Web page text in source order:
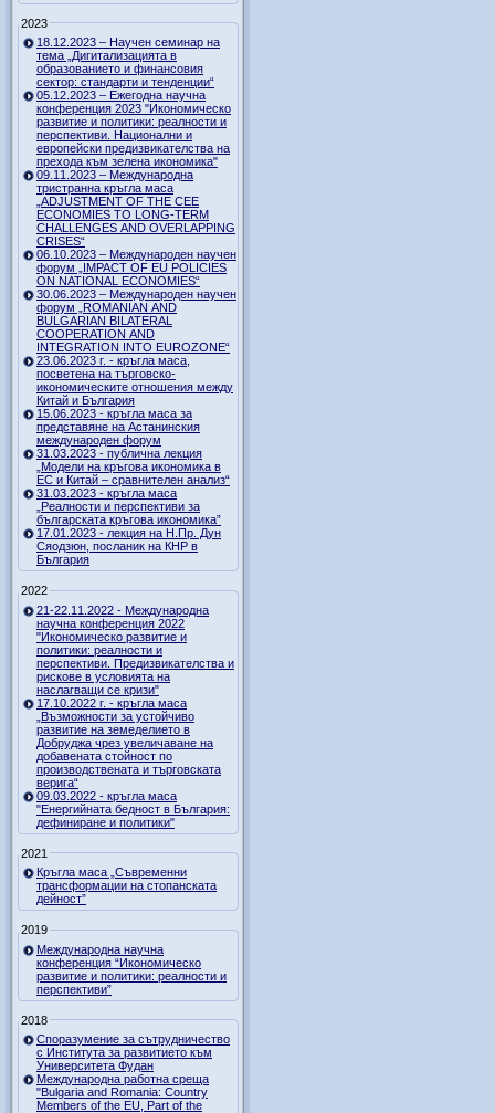
2023
18.12.2023 – Научен семинар на
тема „Дигитализацията в
образованието и финансовия
сектор: стандарти и тенденции“
05.12.2023 – Ежегодна научна
конференция 2023 "Икономическо
развитие и политики: реалности и
перспективи. Национални и
европейски предизвикателства на
прехода към зелена икономика"
09.11.2023 – Международна
тристранна кръгла маса
„ADJUSTMENT OF THE CEE
ECONOMIES TO LONG-TERM
CHALLENGES AND OVERLAPPING
CRISES“
06.10.2023 – Международен научен
форум „IMPACT OF EU POLICIES
ON NATIONAL ECONOMIES“
30.06.2023 – Международен научен
форум „ROMANIAN AND
BULGARIAN BILATERAL
COOPERATION AND
INTEGRATION INTO EUROZONE“
23.06.2023 г. - кръгла маса,
посветена на търговско-
икономическите отношения между
Китай и България
15.06.2023 - кръгла маса за
представяне на Астанинския
международен форум
31.03.2023 - публична лекция
„Модели на кръгова икономика в
ЕС и Китай – сравнителен анализ“
31.03.2023 - кръгла маса
„Реалности и перспективи за
българската кръгова икономика”
17.01.2023 - лекция на Н.Пр. Дун
Сяодзюн, посланик на КНР в
България
2022
21-22.11.2022 - Международна
научна конференция 2022
"Икономическо развитие и
политики: реалности и
перспективи. Предизвикателства и
рискове в условията на
наслагващи се кризи"
17.10.2022 г. - кръгла маса
„Възможности за устойчиво
развитие на земеделието в
Добруджа чрез увеличаване на
добавената стойност по
производствената и търговската
верига“
09.03.2022 - кръгла маса
"Енергийната бедност в България:
дефиниране и политики"
2021
Кръгла маса „Съвременни
трансформации на стопанската
дейност”
2019
Международна научна
конференция “Икономическо
развитие и политики: реалности и
перспективи”
2018
Споразумение за сътрудничество
с Института за развитието към
Университета Фудан
Международна работна среща
"Bulgaria and Romania: Country
Members of the EU, Part of the